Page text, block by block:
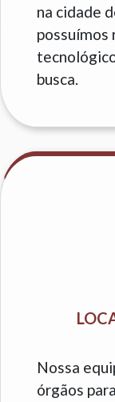
na cidade
possuímos
busca.
Nossa
órgãos